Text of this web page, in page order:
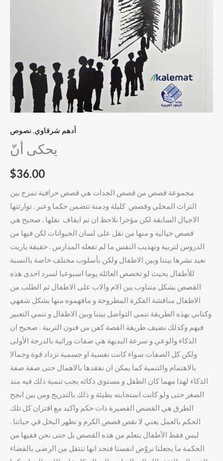
أدهم شرقاوي, نصوص
يحكى أنّ
$36.00
مجموعة قصص من قصص الجدات هي قصص خرافية تمزج بين
التراث المحلي وقصص كليلة ودمنة تتضمن حكما وعبر . توارثتها
الاجيال السابقة لكن مؤخرا نلاحظ ان تم ايقاف نقلها . صحيح هي
قصص خيالية و منها من نقل على لسان الحيوانات لكن فيها من
الدروس لتربية وتهذيب النفس ما لم تفعله المدارس . حقيقة ياريت
نعيد نشرها بيننا وبين الاطفال ولكن بأسلوب مختلف خاصة بالنسبة
للأطفال بحيث لو تخصص العائلة يوما اسبوعيا لسرد احدى هذه
القصص بشكل متناوب بين الام والاب على الاطفال ثم الطلب من
الاطفال مناقشة الفكرة المطروحة و مافهموه منها بشكل شفهي
وكتابي بهذه الطريقة ننمي التواصل بيننا وبين الاطفال و ننمي التعبير
فيهم وكذلك نضيف طريقة القصة كفن من فنون التربية . صحيح ان
الذكاء والوعي و سرعة البديهة هي صفات وراثية بالدرجة الأولى
ولكن كل الصفات سواء كانت نفسية او جسمية تزداد قوة وجمالا
بالاهتمام والتنمية كما يمكن ان نفقدها بالاهمال حتى صفة صفة
الذكاء لهذا مهما كان الطفل و مستوى ذكائه يجب تنمية ذلك فيه منذ
الصغر حتى ولو كانت استجابته بطيئة و ذلك بالتدريج ومن بين انجح
الطرق هي القصص القصيرة ذات حكم واكيد مع اقتران كل تلك
الحكم بالعمل يعني لا نقص قصص الكرم و نظهر البخل في حياتنا .
ليس فقط الأطفال يتعلم من هذه القصص بل حتى نحن ففيها من
الحكمة ما يجعلنا نروّض انفسنا فنجد انها تنتقل من الرضى بالقضاء